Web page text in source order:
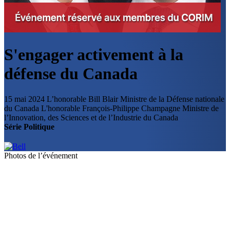
S'engager activement à la
défense du Canada
15 mai 2024 L’honorable Bill Blair Ministre de la Défense nationale
du Canada L'honorable François-Philippe Champagne Ministre de
l’Innovation, des Sciences et de l’Industrie du Canada
Série Politique
Photos de l’événement